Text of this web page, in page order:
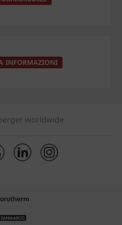
INFORMAZIONI
worldwide